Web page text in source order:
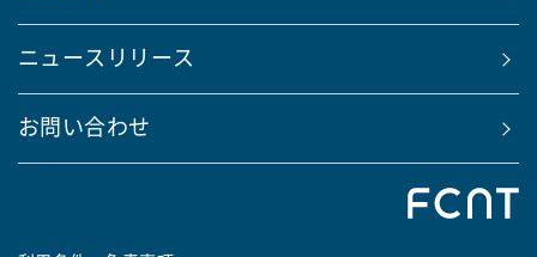
ニュースリリース
お問い合わせ